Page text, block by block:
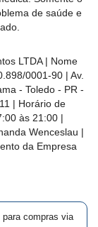
de saúde e
LTDA | Nome
0001-90 | Av.
- Toledo - PR -
| Horário de
às 21:00 |
Wenceslau |
da Empresa
compras via